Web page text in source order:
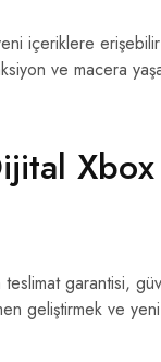
içeriklere
ve macera
teslimat garantisi,
geliştirmek ve